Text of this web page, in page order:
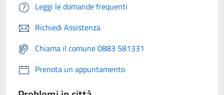
Leggi le domande frequenti
Richiedi Assistenza
Chiama il comune 0883 581331
Prenota un appuntamento